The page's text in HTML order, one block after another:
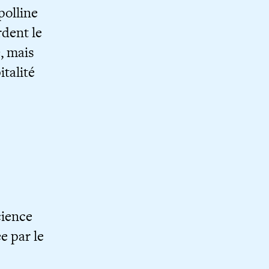
le
mais
par le